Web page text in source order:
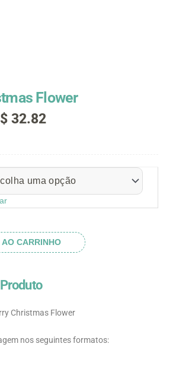
Flower
32.82Faixa
através
R$ 32.82
CARRINHO
Christmas Flower
nos seguintes formatos: